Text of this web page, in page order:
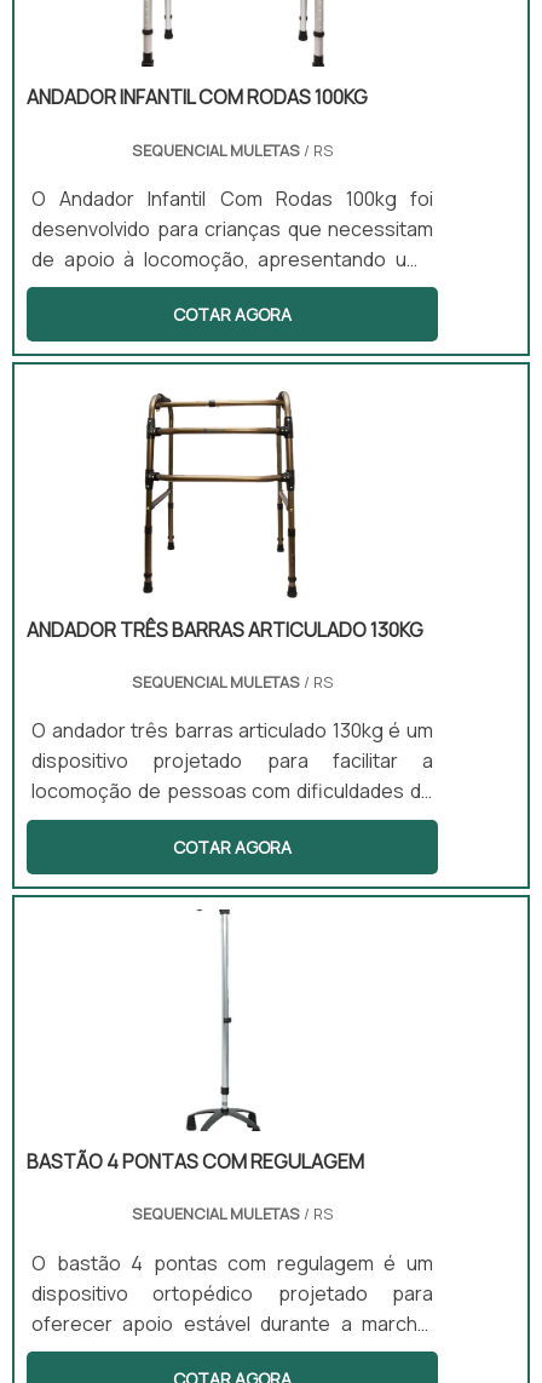
ANDADOR INFANTIL COM RODAS 100KG
SEQUENCIAL MULETAS/ RS
O Andador Infantil Com Rodas 100kg foi
desenvolvido para crianças que necessitam
de apoio à locomoção, apresentando uma
estrutura leve e altura ajustável. Este
equipamento é projetado para estimular o
desenvolvimento motor e a independência
para aquelas com paralisia cerebral e
atrasos motores. O uso do andador é
indicado em diversos ambientes, como em
casa, na escola e em clínicas.
COTAR AGORA
ANDADOR TRÊS BARRAS ARTICULADO 130KG
SEQUENCIAL MULETAS/ RS
O andador três barras articulado 130kg é um
dispositivo projetado para facilitar a
locomoção de pessoas com dificuldades de
mobilidade. Este equipamento possui
articulações que facilitam o movimento
alternado ao caminhar, exigindo menor
esforço dos braços. Ele promove maior
autonomia e um ritmo natural de caminhada,
sendo indicado para pacientes que
apresentam força moderada e equilíbrio
parcial. Além disso, o andador é leve e
COTAR AGORA
BASTÃO 4 PONTAS COM REGULAGEM
SEQUENCIAL MULETAS/ RS
O bastão 4 pontas com regulagem é um
dispositivo ortopédico projetado para
oferecer apoio estável durante a marcha.
Com um design em T no punho, esse